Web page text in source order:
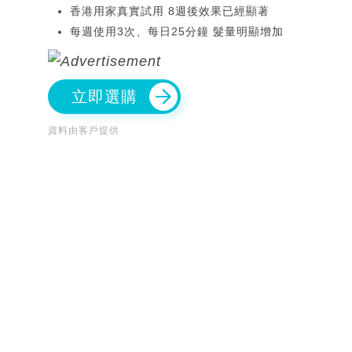
香港用家真實試用 8週後效果已經顯著
每週使用3次、每日25分鐘 髮量明顯增加
立即選購
資料由客戶提供